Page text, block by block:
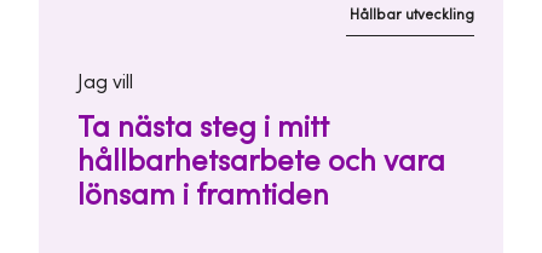
Hållbar utveckling
Jag vill
Ta nästa steg i mitt
hållbarhetsarbete och vara
lönsam i framtiden